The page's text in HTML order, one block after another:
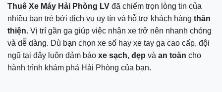
Thuê Xe Máy Hải Phòng LV đã chiếm trọn lòng tin của
nhiều bạn trẻ bởi dịch vụ uy tín và hỗ trợ khách hàng thân
thiện. Vị trí gần ga giúp việc nhận xe trở nên nhanh chóng
và dễ dàng. Dù bạn chọn xe số hay xe tay ga cao cấp, đội
ngũ tại đây luôn đảm bảo xe sạch, đẹp và an toàn cho
hành trình khám phá Hải Phòng của bạn.